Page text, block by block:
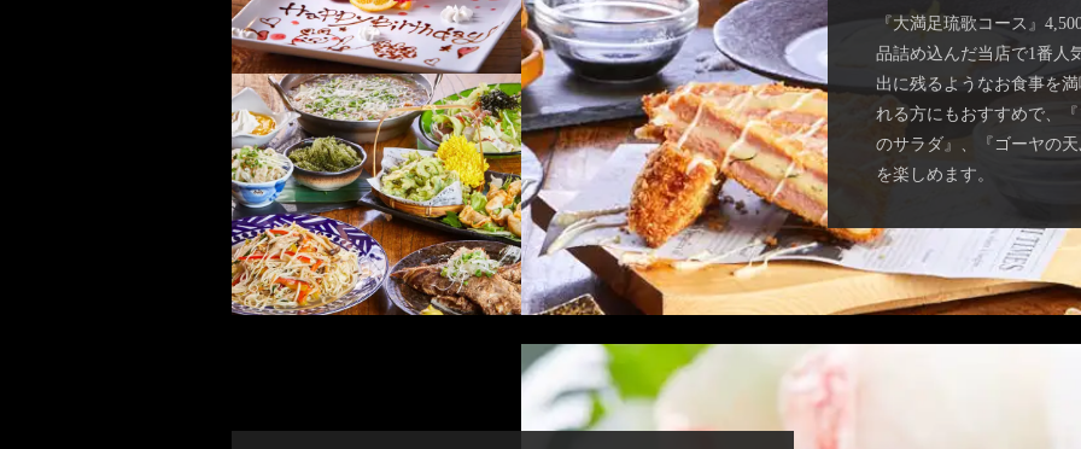
『大満足琉歌コース』
品詰め込んだ当店で1番人
出に残るようなお食事を
れる方にもおすすめで、
のサラダ』、『ゴーヤの
を楽しめます。